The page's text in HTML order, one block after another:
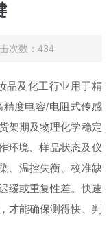
次数：434
及化工行业用于精
度电容/电阻式传感
架期及物理化学稳定
环境、样品状态及仪
、温控失衡、校准缺
缓或重复性差。快速
才能确保测得快、判